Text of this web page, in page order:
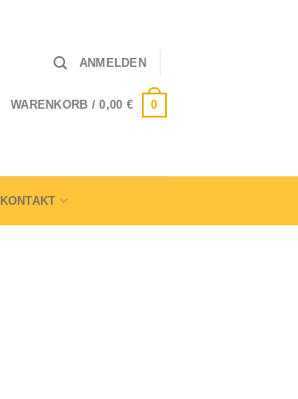
ANMELDEN
WARENKORB /0,00 € 0
KONTAKT